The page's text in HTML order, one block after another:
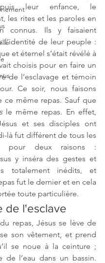
leur enfance, le
les rites et les paroles en
connus. Ils y faisaient
l’identité de leur peuple :
et éternel s’était révélé à
choisis pour en faire un
de l’esclavage et témoin
Ce soir, nous faisons
ce même repas. Sauf que
le même repas. En effet,
et ses disciples ont
là fut différent de tous les
pour deux raisons :
y inséra des gestes et
totalement inédits, et
fut le dernier et en cela
toute particulière.
de l'esclave
repas, Jésus se lève de
son vêtement, et prend
se noue à la ceinture ;
de l’eau dans un bassin.